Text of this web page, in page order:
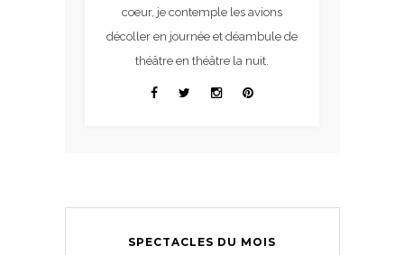
coeur, je contemple les avions
décoller en journée et déambule de
théâtre en théâtre la nuit.
SPECTACLES DU MOIS